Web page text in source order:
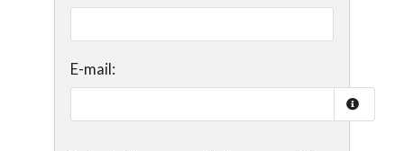
E-mail: